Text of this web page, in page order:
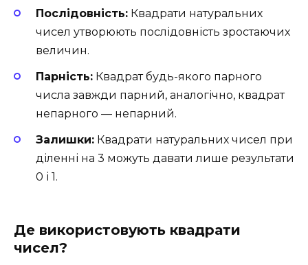
Послідовність: Квадрати натуральних
чисел утворюють послідовність зростаючих
величин.
Парність: Квадрат будь-якого парного
числа завжди парний, аналогічно, квадрат
непарного — непарний.
Залишки: Квадрати натуральних чисел при
діленні на 3 можуть давати лише результати
0 і 1.
Де використовують квадрати
чисел?